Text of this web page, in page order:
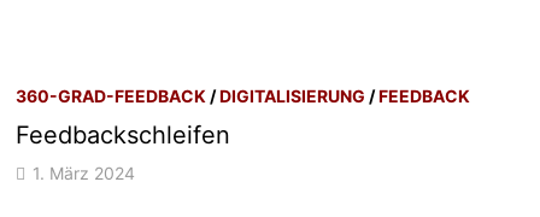
360-GRAD-FEEDBACK /DIGITALISIERUNG /FEEDBACK
Feedbackschleifen
1. März 2024